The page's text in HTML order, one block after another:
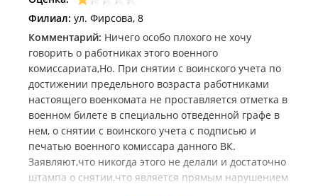
Филиал: ул. Фирсова, 8
Комментарий: Ничего особо плохого не хочу
говорить о работниках этого военного
комиссариата,Но. При снятии с воинского учета по
достижении предельного возраста работниками
настоящего военкомата не проставляется отметка в
военном билете в специально отведенной графе в
нем, о снятии с воинского учета с подписью и
печатью военного комиссара данного ВК.
Заявляют,что никогда этого не делали и достаточно
штампа о снятии,что является прямым нарушением